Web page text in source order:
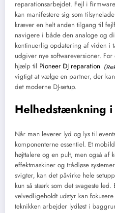
reparationsarbejdet. Fejl i
kan manifestere sig som
kræver en helt anden tilgang til
navigere i både den analoge og
kontinuerlig opdatering af viden i
udgiver nye softwareversioner.
hjælp til Pioneer DJ reparation
vigtigt at vælge en partner, der
det moderne DJ-setup.
Helhedstænkning
Når man leverer lyd og lys til
komponenterne essentiel. Et
højttalere og en pult, men også af
effektmaskiner og trådløse
svigter, kan det påvirke hele
kun så stærk som det svageste led.
velvedligeholdt udstyr kan
teknikken arbejder lydløst i